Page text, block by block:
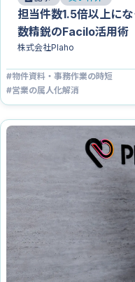
担当件数1.5倍以上に
数精鋭のFacilo活用術
株式会社Plaho
#物件資料・事務作業の時短
#営業の属人化解消